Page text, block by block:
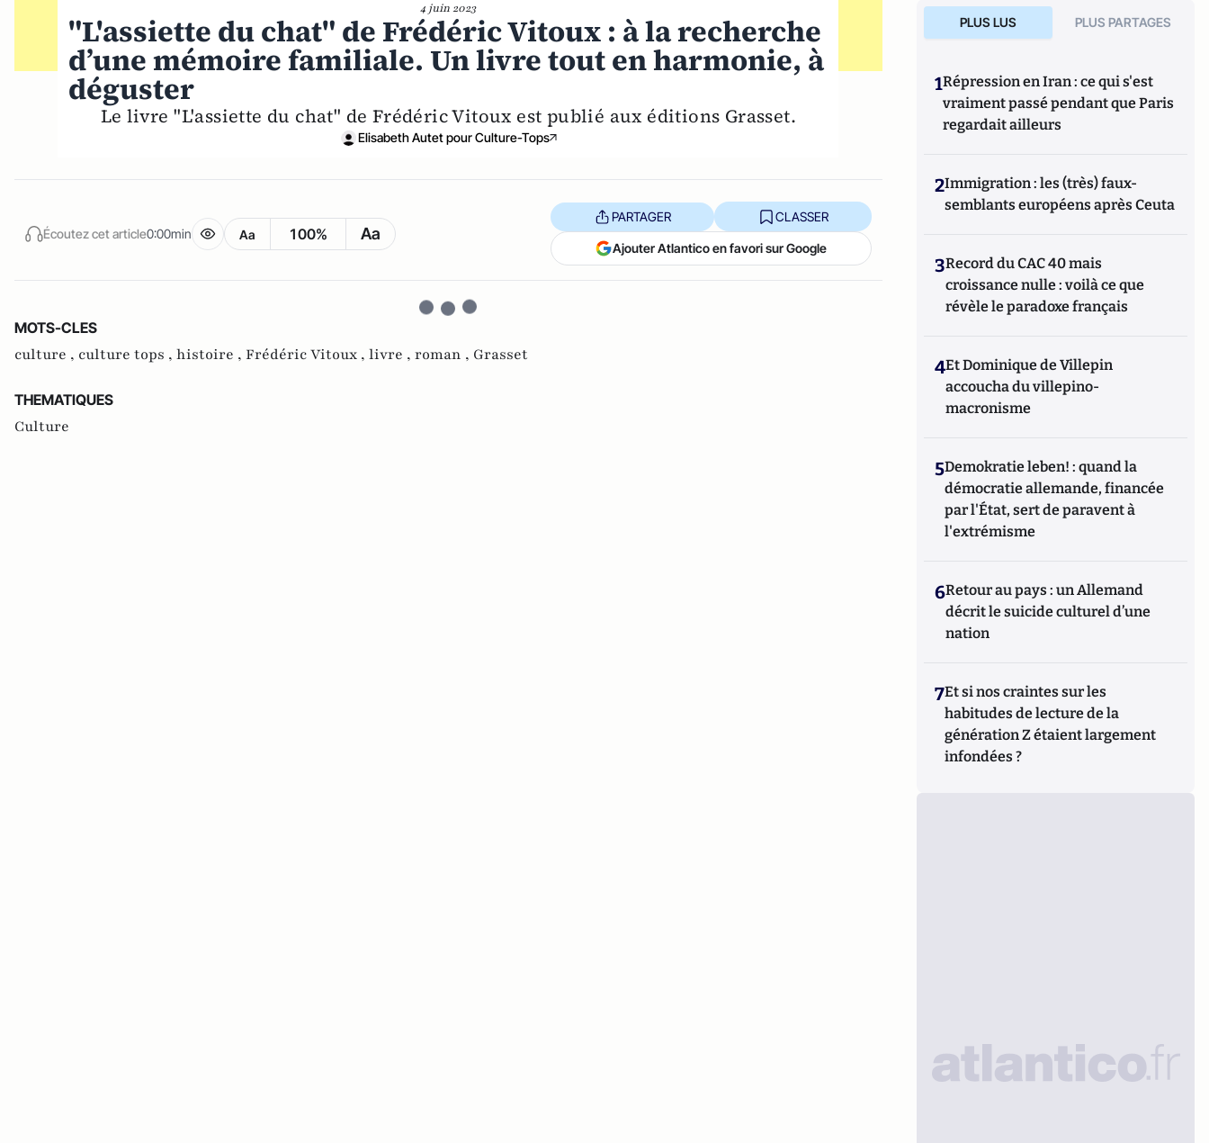
4 juin 2023
"L'assiette du chat" de Frédéric Vitoux : à la recherche
d’une mémoire familiale. Un livre tout en harmonie, à
déguster
Le livre "L'assiette du chat" de Frédéric Vitoux est publié aux éditions Grasset.
Elisabeth Autet pour Culture-Tops
Écoutez cet article0:00min Aa 100% Aa
PARTAGER CLASSER
Ajouter Atlantico en favori sur Google
MOTS-CLES
culture , culture tops , histoire , Frédéric Vitoux , livre , roman , Grasset
THEMATIQUES
Culture
PLUS LUS PLUS PARTAGES
1Répression en Iran : ce qui s'est
vraiment passé pendant que Paris
regardait ailleurs
2Immigration : les (très) faux-
semblants européens après Ceuta
3Record du CAC 40 mais
croissance nulle : voilà ce que
révèle le paradoxe français
4Et Dominique de Villepin
accoucha du villepino-
macronisme
5Demokratie leben! : quand la
démocratie allemande, financée
par l'État, sert de paravent à
l'extrémisme
6Retour au pays : un Allemand
décrit le suicide culturel d’une
nation
7Et si nos craintes sur les
habitudes de lecture de la
génération Z étaient largement
infondées ?